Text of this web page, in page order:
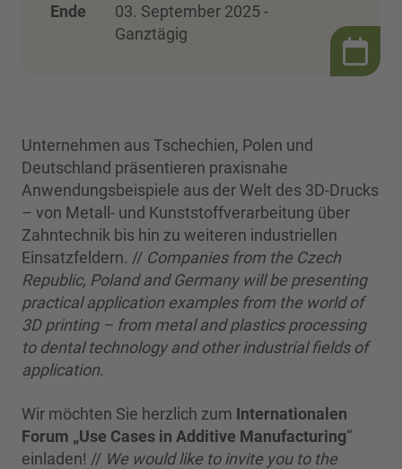
Ende
03. September 2025 -
Ganztägig
Unternehmen aus Tschechien, Polen und
Deutschland präsentieren praxisnahe
Anwendungsbeispiele aus der Welt des 3D-Drucks
– von Metall- und Kunststoffverarbeitung über
Zahntechnik bis hin zu weiteren industriellen
Einsatzfeldern. // Companies from the Czech
Republic, Poland and Germany will be presenting
practical application examples from the world of
3D printing – from metal and plastics processing
to dental technology and other industrial fields of
application.
Wir möchten Sie herzlich zum Internationalen
Forum „Use Cases in Additive Manufacturing“
einladen! // We would like to invite you to the